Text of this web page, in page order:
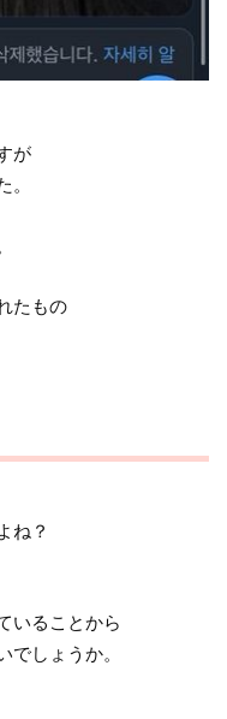
が
。
たもの
ね？
いることから
でしょうか。